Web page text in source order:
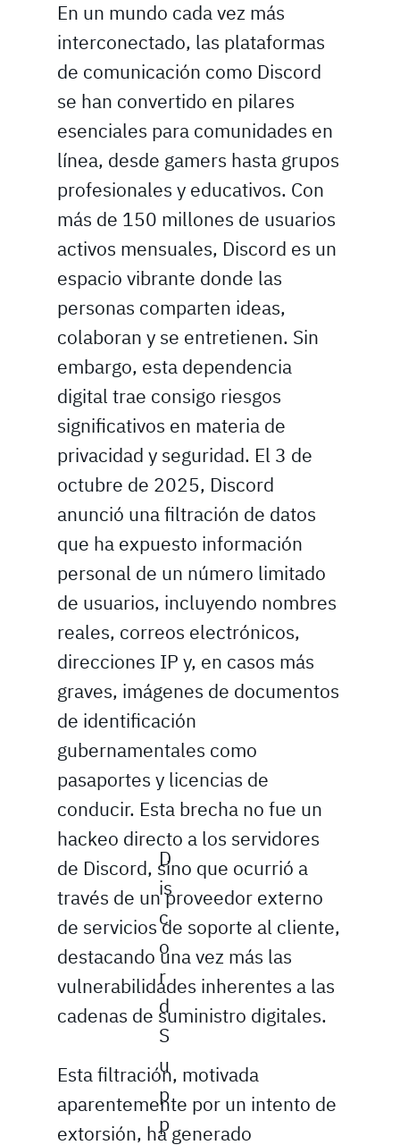
En un mundo cada vez más
interconectado, las plataformas
de comunicación como Discord
se han convertido en pilares
esenciales para comunidades en
línea, desde gamers hasta grupos
profesionales y educativos. Con
más de 150 millones de usuarios
activos mensuales, Discord es un
espacio vibrante donde las
personas comparten ideas,
colaboran y se entretienen. Sin
embargo, esta dependencia
digital trae consigo riesgos
significativos en materia de
privacidad y seguridad. El 3 de
octubre de 2025, Discord
anunció una filtración de datos
que ha expuesto información
personal de un número limitado
de usuarios, incluyendo nombres
reales, correos electrónicos,
direcciones IP y, en casos más
graves, imágenes de documentos
de identificación
gubernamentales como
pasaportes y licencias de
conducir. Esta brecha no fue un
hackeo directo a los servidores
de Discord, sino que ocurrió a
través de un proveedor externo
de servicios de soporte al cliente,
destacando una vez más las
vulnerabilidades inherentes a las
cadenas de suministro digitales.
Esta filtración, motivada
aparentemente por un intento de
extorsión, ha generado
D
is
c
o
r
d
S
u
p
p